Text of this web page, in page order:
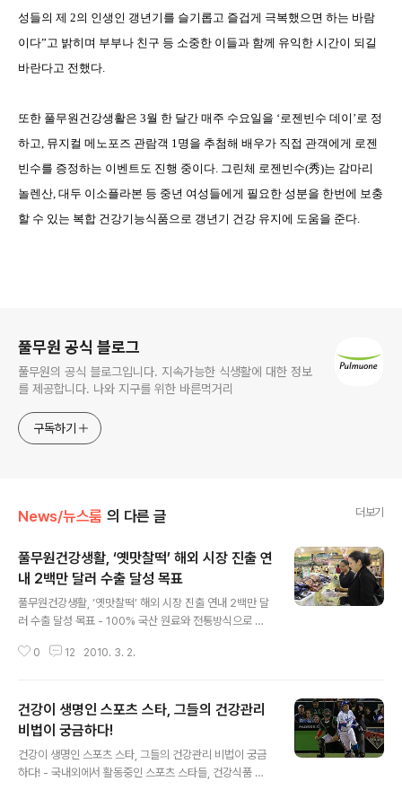
성들의 제 2의 인생인 갱년기를 슬기롭고 즐겁게 극복했으면 하는 바람
이다”고 밝히며 부부나 친구 등 소중한 이들과 함께 유익한 시간이 되길
바란다고 전했다.
또한 풀무원건강생활은 3월 한 달간 매주 수요일을 ‘로젠빈수 데이 ’로 정
하고, 뮤지컬 메노포즈 관람객 1명을 추첨해 배우가 직접 관객에게 로젠
빈수를 증정하는 이벤트도 진행 중이다. 그린체 로젠빈수(秀)는 감마리
놀렌산, 대두 이소플라본 등 중년 여성들에게 필요한 성분을 한번에 보충
할 수 있는 복합 건강기능식품으로 갱년기 건강 유지에 도움을 준다.
풀무원 공식 블로그
풀무원의 공식 블로그입니다. 지속가능한 식생활에 대한 정보
를 제공합니다. 나와 지구를 위한 바른먹거리
구독하기
News/뉴스룸 의 다른 글 더보기
풀무원건강생활, ‘옛맛찰떡’ 해외 시장 진출 연
내 2백만 달러 수출 달성 목표
풀무원건강생활, ‘옛맛찰떡’ 해외 시장 진출 연내 2백만 달
러 수출 달성 목표 - 100% 국산 원료와 전통방식으로 만
국내산 쌀 소비효과로 국내 농가에 도움 풀무원건강생활
공략을 위한 미국, 캐나다 수출길에 나선다고 밝혔다. 풀무
원건강생활은 옛맛찰떡 수출을 통해 지난 1월 미국 캘리포
니아주의 시범 시장에서만 이미 18만 달러(2억원)의 성과
를 보였으며, 3월 본격 수출을 시작으로 연내에 2백만 달
러(23억원) 수출 달성을 통해 전통 떡의 우수성을 알리고
0 12 2010. 3. 2.
건강이 생명인 스포츠 스타, 그들의 건강관리
비법이 궁금하다!
건강이 생명인 스포츠 스타, 그들의 건강관리 비법이 궁금
하다! - 국내외에서 활동중인 스포츠 스타들, 건강식품 섭